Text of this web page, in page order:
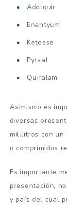
Adolquir
Enantyum
Ketesse
Pyrsal
Quiralam
Asimismo es
diversas
mililitros con un
o comprimidos
Es importante
presentación,
y país del cual